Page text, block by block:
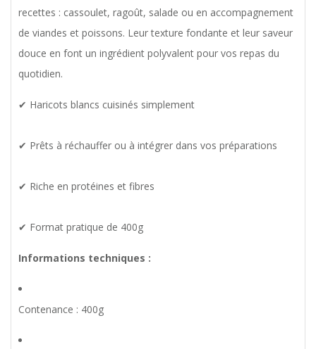
recettes : cassoulet, ragoût, salade ou en accompagnement
de viandes et poissons. Leur texture fondante et leur saveur
douce en font un ingrédient polyvalent pour vos repas du
quotidien.
✔ Haricots blancs cuisinés simplement
✔ Prêts à réchauffer ou à intégrer dans vos préparations
✔ Riche en protéines et fibres
✔ Format pratique de 400g
Informations techniques :
Contenance : 400g